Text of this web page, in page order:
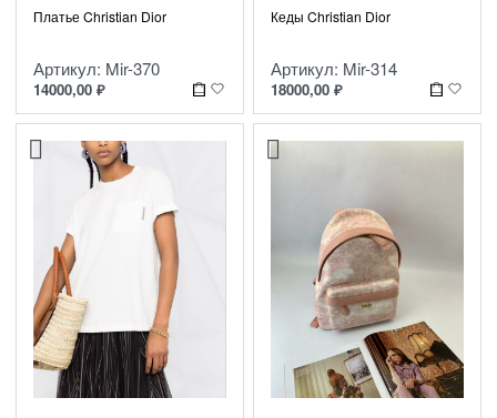
Платье Christian Dior
Артикул: Mir-370
14000,00 ₽
Кеды Christian Dior
Артикул: Mir-314
18000,00 ₽